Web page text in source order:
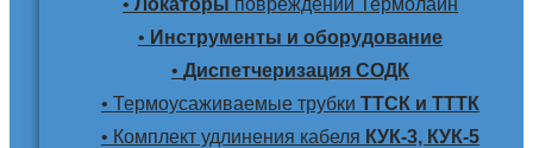
• Инструменты и оборудование
• Диспетчеризация СОДК
• Термоусаживаемые трубки ТТСК и ТТТК
• Комплект удлинения кабеля КУК-3, КУК-5